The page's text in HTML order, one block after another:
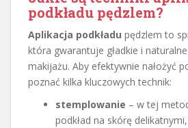
podkładu pędzlem?
Aplikacja podkładu pędzlem to
która gwarantuje gładkie i
makijażu. Aby efektywnie nałożyć
poznać kilka kluczowych technik:
stemplowanie – w tej
podkład na skórę